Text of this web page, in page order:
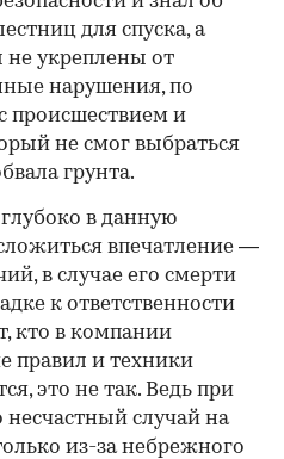
для спуска, а
не укреплены от
нарушения, по
происшествием и
не смог выбраться
грунта.
в данную
впечатление —
в случае его смерти
к ответственности
кто в компании
правил и техники
это не так. Ведь при
несчастный случай на
из-за небрежного